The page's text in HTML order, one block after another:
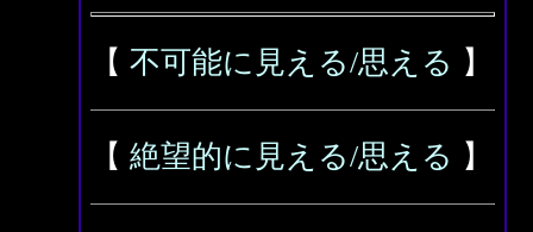
【 不可能に見える/思える 】
【 絶望的に見える/思える 】